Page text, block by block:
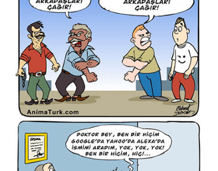
İsmet Lokman
İsmail Kar
Kadir Doğruer
Kamil Masaracı
Kamil Yavuz
Kemal Gönen
Kubilay Bayar
Kurtuluş Ayyıldız
Kürşat Cosgun
Kürşat Zaman
Levent Öncü
Lütfü Çakın
Mahmut Akgün